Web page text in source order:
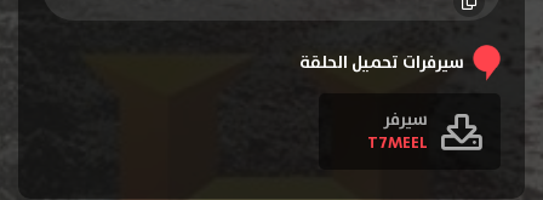
سيرفرات تحميل الحلقة
سيرفر
T7MEEL